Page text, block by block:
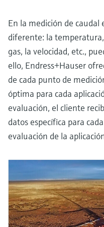
En la medición de caudal
diferente: la
gas, la velocidad, etc.,
ello, Endress+Hauser
de cada punto de
óptima para cada
evaluación, el cliente
datos específica para
evaluación de la